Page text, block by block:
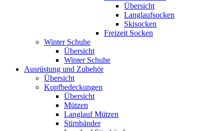
Übersicht
Langlaufsocken
Skisocken
Freizeit Socken
Winter Schuhe
Übersicht
Winter Schuhe
Ausrüstung und Zubehör
Übersicht
Kopfbedeckungen
Übersicht
Mützen
Langlauf Mützen
Stirnbänder